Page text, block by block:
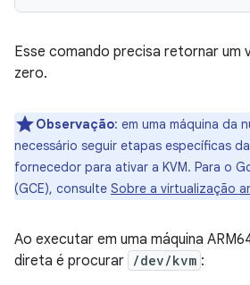
Esse comando precisa retornar um
zero.
Observação: em uma máquina da
necessário seguir etapas específicas
fornecedor para ativar a KVM. Para o
(GCE), consulte Sobre a virtualização
Ao executar em uma máquina
direta é procurar /dev/kvm :